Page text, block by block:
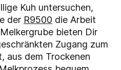
Kuh untersuchen,
der R9500 die Arbeit
bieten Dir
Zugang zum
aus dem Trockenen